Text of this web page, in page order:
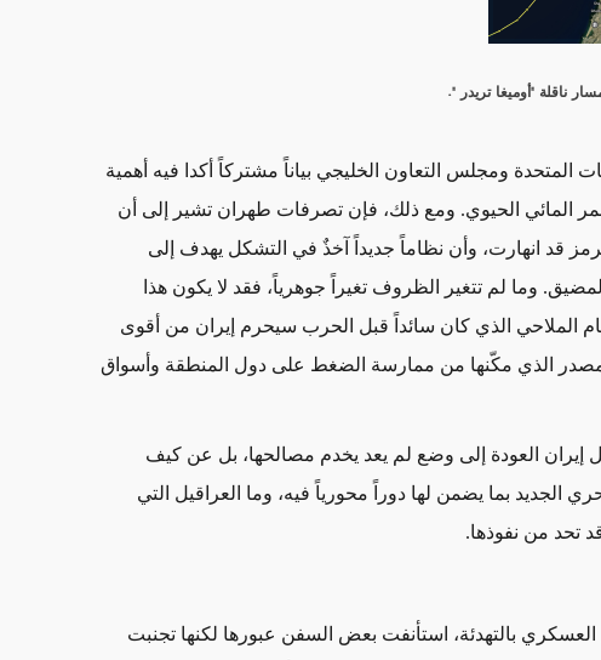
ناقلة "أوميغا تريدر ".
المتحدة ومجلس التعاون الخليجي بياناً مشتركاً أكدا فيه أهمية
المائي الحيوي. ومع ذلك، فإن تصرفات طهران تشير إلى أن
قد انهارت، وأن نظاماً جديداً آخذٌ في التشكل يهدف إلى
. وما لم تتغير الظروف تغيراً جوهرياً، فقد لا يكون هذا
الملاحي الذي كان سائداً قبل الحرب سيحرم إيران من أقوى
الذي مكّنها من ممارسة الضغط على دول المنطقة وأسواق
العودة إلى وضع لم يعد يخدم مصالحها، بل عن كيف
الجديد بما يضمن لها دوراً محورياً فيه، وما العراقيل التي
تحد من نفوذها.
العسكري بالتهدئة، استأنفت بعض السفن عبورها لكنها تجنبت